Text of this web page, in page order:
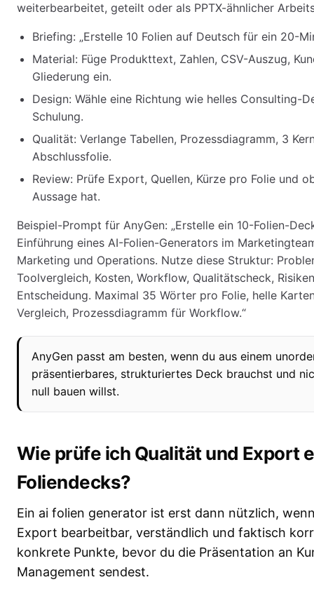
weiterbearbeitet, geteilt oder als PPTX-ähnlicher
Briefing: „Erstelle 10 Folien auf Deutsch für ein 20-
Material: Füge Produkttext, Zahlen, CSV-Auszug,
Gliederung ein.
Design: Wähle eine Richtung wie helles Consulting-
Schulung.
Qualität: Verlange Tabellen, Prozessdiagramm, 3
Abschlussfolie.
Review: Prüfe Export, Quellen, Kürze pro Folie und
Aussage hat.
Beispiel-Prompt für AnyGen: „Erstelle ein 10-Folien-
Einführung eines AI-Folien-Generators im
Marketing und Operations. Nutze diese Struktur:
Toolvergleich, Kosten, Workflow, Qualitätscheck,
Entscheidung. Maximal 35 Wörter pro Folie, helle
Vergleich, Prozessdiagramm für Workflow.“
AnyGen passt am besten, wenn du aus einem
präsentierbares, strukturiertes Deck brauchst und
null bauen willst.
Wie prüfe ich Qualität und Export
Foliendecks?
Ein ai folien generator ist erst dann nützlich,
Export bearbeitbar, verständlich und faktisch
konkrete Punkte, bevor du die Präsentation an
Management sendest.